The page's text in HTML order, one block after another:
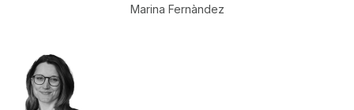
Marina Fernàndez